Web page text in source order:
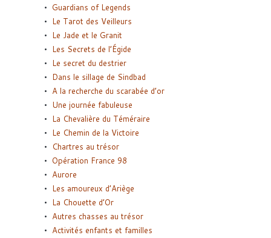
Guardians of Legends
Le Tarot des Veilleurs
Le Jade et le Granit
Les Secrets de l’Égide
Le secret du destrier
Dans le sillage de Sindbad
A la recherche du scarabée d’or
Une journée fabuleuse
La Chevalière du Téméraire
Le Chemin de la Victoire
Chartres au trésor
Opération France 98
Aurore
Les amoureux d’Ariège
La Chouette d’Or
Autres chasses au trésor
Activités enfants et familles